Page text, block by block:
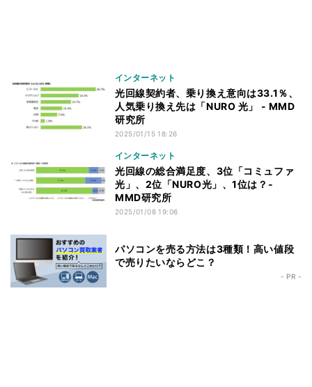
インターネット
光回線契約者、乗り換え意向は33.1％、
人気乗り換え先は「NURO 光」 - MMD
研究所
2025/01/15 18:26
インターネット
光回線の総合満足度、3位「コミュファ
光」、2位「NURO光」、1位は？-
MMD研究所
2025/01/08 19:06
パソコンを売る方法は3種類！高い値段
で売りたいならどこ？
- PR -